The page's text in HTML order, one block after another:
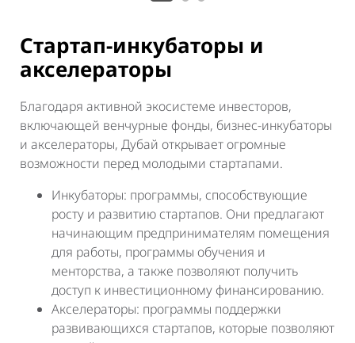
Стартап-инкубаторы и
акселераторы
Благодаря активной экосистеме инвесторов,
включающей венчурные фонды, бизнес-инкубаторы
и акселераторы, Дубай открывает огромные
возможности перед молодыми стартапами.
Инкубаторы: программы, способствующие
росту и развитию стартапов. Они предлагают
начинающим предпринимателям помещения
для работы, программы обучения и
менторства, а также позволяют получить
доступ к инвестиционному финансированию.
Акселераторы: программы поддержки
развивающихся стартапов, которые позволяют